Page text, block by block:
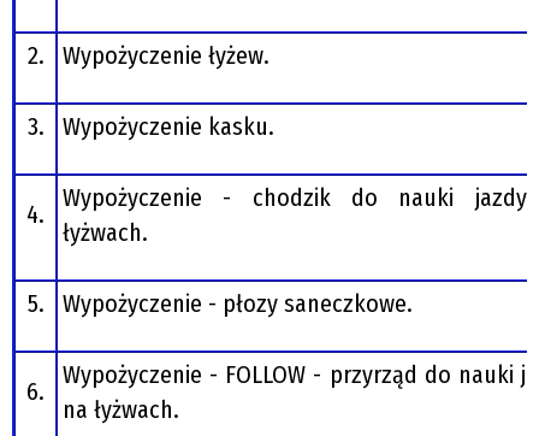
2. Wypożyczenie łyżew.
3. Wypożyczenie kasku.
4.
Wypożyczenie - chodzik do nauki
łyżwach.
5. Wypożyczenie - płozy saneczkowe.
6.
Wypożyczenie - FOLLOW - przyrząd do nauki
na łyżwach.